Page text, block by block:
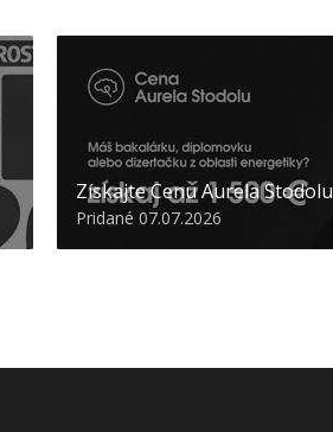
Získajte Cenu Aurela Stodolu
Pridané 07.07.2026